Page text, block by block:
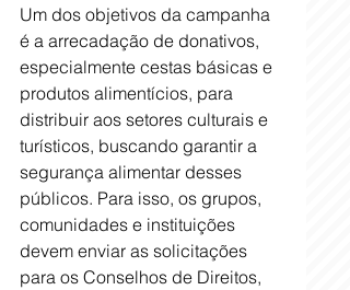
Um dos objetivos da campanha
é a arrecadação de donativos,
especialmente cestas básicas e
produtos alimentícios, para
distribuir aos setores culturais e
turísticos, buscando garantir a
segurança alimentar desses
públicos. Para isso, os grupos,
comunidades e instituições
devem enviar as solicitações
para os Conselhos de Direitos,